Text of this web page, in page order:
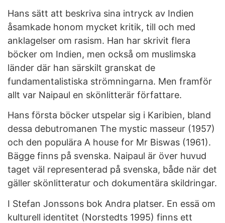
Hans sätt att beskriva sina intryck av Indien
åsamkade honom mycket kritik, till och med
anklagelser om rasism. Han har skrivit flera
böcker om Indien, men också om muslimska
länder där han särskilt granskat de
fundamentalistiska strömningarna. Men framför
allt var Naipaul en skönlitterär författare.
Hans första böcker utspelar sig i Karibien, bland
dessa debutromanen The mystic masseur (1957)
och den populära A house for Mr Biswas (1961).
Bägge finns på svenska. Naipaul är över huvud
taget väl representerad på svenska, både när det
gäller skönlitteratur och dokumentära skildringar.
I Stefan Jonssons bok Andra platser. En essä om
kulturell identitet (Norstedts 1995) finns ett